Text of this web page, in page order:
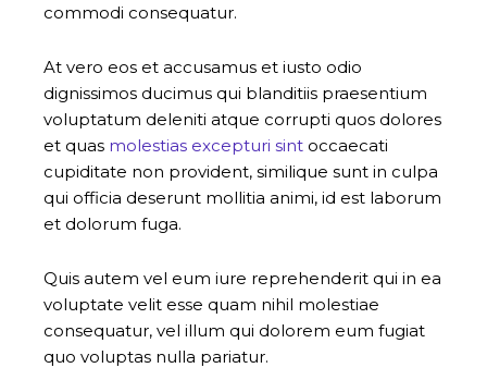
commodi consequatur.
At vero eos et accusamus et iusto odio
dignissimos ducimus qui blanditiis praesentium
voluptatum deleniti atque corrupti quos dolores
et quas molestias excepturi sint occaecati
cupiditate non provident, similique sunt in culpa
qui officia deserunt mollitia animi, id est laborum
et dolorum fuga.
Quis autem vel eum iure reprehenderit qui in ea
voluptate velit esse quam nihil molestiae
consequatur, vel illum qui dolorem eum fugiat
quo voluptas nulla pariatur.